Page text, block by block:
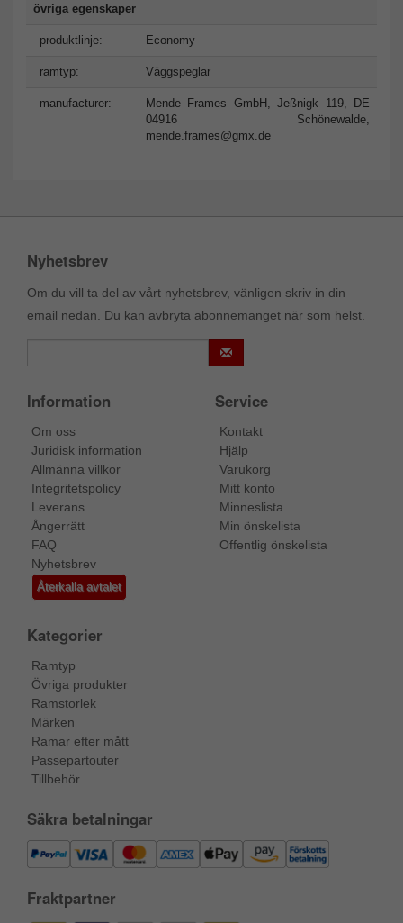
övriga egenskaper
produktlinje: Economy
ramtyp: Väggspeglar
manufacturer:
Mende Frames GmbH, Jeßnigk 119, DE
04916 Schönewalde,
mende.frames@gmx.de
Nyhetsbrev
Om du vill ta del av vårt nyhetsbrev, vänligen skriv in din
email nedan. Du kan avbryta abonnemanget när som helst.
Information
Om oss
Juridisk information
Allmänna villkor
Integritetspolicy
Leverans
Ångerrätt
FAQ
Nyhetsbrev
Återkalla avtalet
Service
Kontakt
Hjälp
Varukorg
Mitt konto
Minneslista
Min önskelista
Offentlig önskelista
Kategorier
Ramtyp
Övriga produkter
Ramstorlek
Märken
Ramar efter mått
Passepartouter
Tillbehör
Säkra betalningar
Fraktpartner